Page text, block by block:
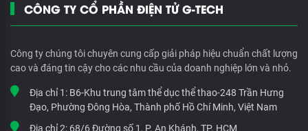
CÔNG TY CỔ PHẦN ĐIỆN TỬ G-TECH
Công ty chúng tôi chuyên cung cấp giải pháp hiệu chuẩn chất lượng
cao và đáng tin cậy cho các nhu cầu của doanh nghiệp lớn và nhỏ.
Địa chỉ 1: B6-Khu trung tâm thể dục thể thao-248 Trần Hưng
Đạo, Phường Đông Hòa, Thành phố Hồ Chí Minh, Việt Nam
Địa chỉ 2: 68/6 Đường số 1, P. An Khánh, TP. HCM